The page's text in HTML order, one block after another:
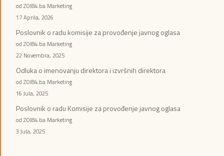
od ZOI84.ba Marketing
17 Aprila, 2026
Poslovnik o radu komisije za provođenje javnog oglasa
od ZOI84.ba Marketing
22 Novembra, 2025
Odluka o imenovanju direktora i izvršnih direktora
od ZOI84.ba Marketing
16 Jula, 2025
Poslovnik o radu Komisije za provođenje javnog oglasa
od ZOI84.ba Marketing
3 Jula, 2025